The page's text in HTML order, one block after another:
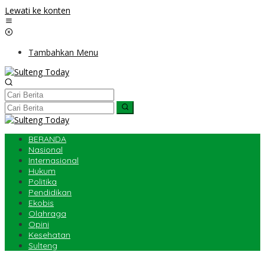
Lewati ke konten
Tambahkan Menu
BERANDA
Nasional
Internasional
Hukum
Politika
Pendidikan
Ekobis
Olahraga
Opini
Kesehatan
Sulteng